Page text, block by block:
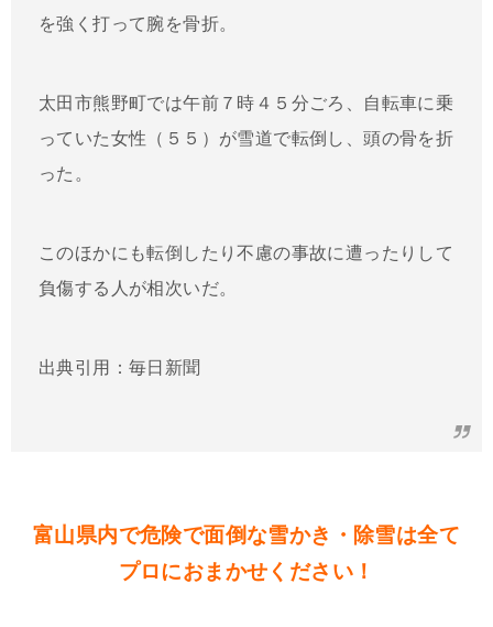
を強く打って腕を骨折。
太田市熊野町では午前７時４５分ごろ、自転車に乗
っていた女性（５５）が雪道で転倒し、頭の骨を折
った。
このほかにも転倒したり不慮の事故に遭ったりして
負傷する人が相次いだ。
出典引用：毎日新聞
富山県内で危険で面倒な雪かき・除雪は全て
プロにおまかせください！